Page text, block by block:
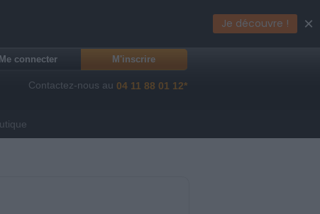
Me connecter M'inscrire
Contactez-nous au 04 11 88 01 12*
Je découvre ! ×